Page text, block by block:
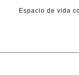
Espacio de vida